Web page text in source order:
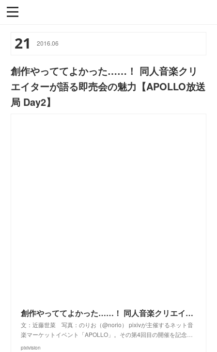
21 2016.06
創作やっててよかった……！ 同人音楽クリ
エイターが語る即売会の魅力【APOLLO放送
局 Day2】
創作やっててよかった……！ 同人音楽クリエイターが語る即売会の魅力【APOLLO放送局 Day2】
文：近藤世菜 写真：のりお（@norio） pixivが主催するネット音
楽マーケットイベント「APOLLO」。その第4回目の開催を記念…
pixivision